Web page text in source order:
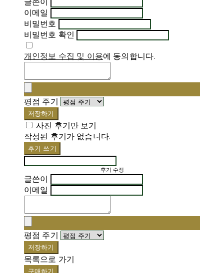
이메일
비밀번호
비밀번호 확인
개인정보 수집 및 이용에 동의합니다.
평점 주기
저장하기
사진 후기만 보기
작성된 후기가 없습니다.
후기 쓰기
후기 수정
글쓴이
이메일
평점 주기
저장하기
목록으로 가기